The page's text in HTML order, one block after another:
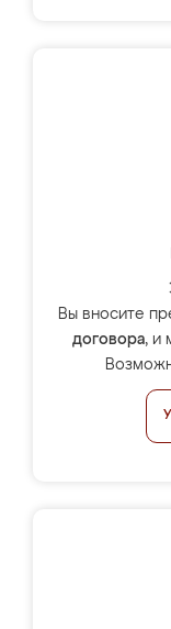
Вы вносите
договора, и